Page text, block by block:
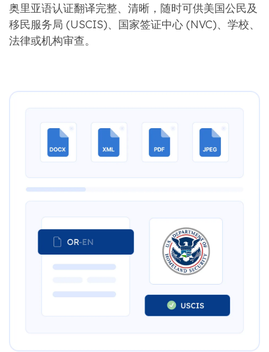
奥里亚语认证翻译完整、清晰，随时可供美国公民及
移民服务局 (USCIS)、国家签证中心 (NVC)、学校、
法律或机构审查。